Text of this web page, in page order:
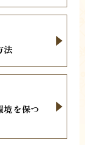
法
境を保つ